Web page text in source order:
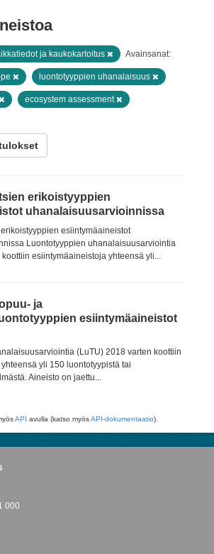
ja kaukokartoitus Avainsanat:
luontotyyppien uhanalaisuus
ecosystem assessment
erikoistyyppien
uhanalaisuusarvioinnissa
esiintymäaineistot
Luontotyyppien uhanalaisuusarviointia
esiintymäaineistoja yhteensä yli...
ja
esiintymäaineistot
(LuTU) 2018 varten koottiin
yli 150 luontotyypistä tai
Aineisto on jaettu...
API avulla (katso myösAPI-dokumentaatio).
000